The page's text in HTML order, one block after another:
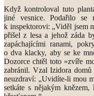
Když kontroloval tuto
jiné vesnice. Podařilo
k inspektorovi: „Viděl jsem
přišel z lesa a jehož záda
zapáchajícími ranami,
o dva klacky, aby se ke
Dozorce chtěl toto »zvíře
zabránil. Vzal Izidora domů
neuzdraví: „Uvidíte-li mou
setkáte s nějakým